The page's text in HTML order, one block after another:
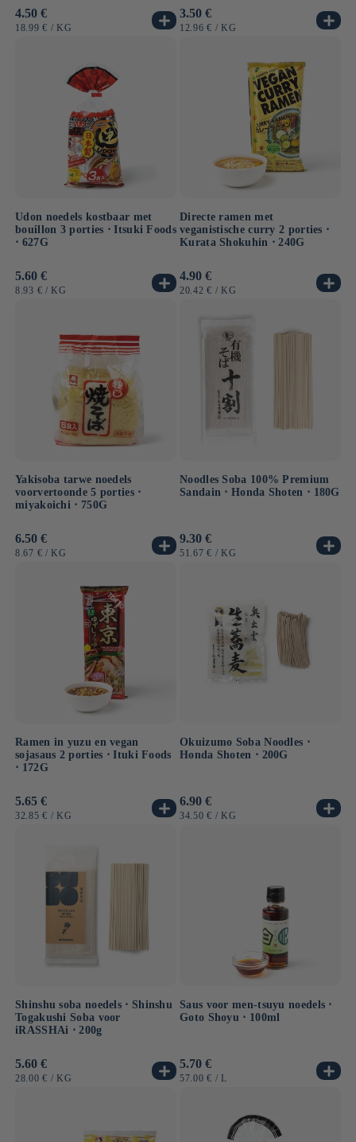
Normale
prijs
4.50 €
EENHEIDSPRIJS
18.99 € / PER
KG
Normale
prijs
3.50 €
EENHEIDSPRIJS
12.96 € / PER
KG
Udon noedels kostbaar met
bouillon 3 porties ⋅ Itsuki Foods
⋅ 627G
Normale
prijs
5.60 €
EENHEIDSPRIJS
8.93 € / PER
KG
Directe ramen met
veganistische curry 2 porties ⋅
Kurata Shokuhin ⋅ 240G
Normale
prijs
4.90 €
EENHEIDSPRIJS
20.42 € / PER
KG
Yakisoba tarwe noedels
voorvertoonde 5 porties ⋅
miyakoichi ⋅ 750G
Normale
prijs
6.50 €
EENHEIDSPRIJS
8.67 € / PER
KG
Noodles Soba 100% Premium
Sandain ⋅ Honda Shoten ⋅ 180G
Normale
prijs
9.30 €
EENHEIDSPRIJS
51.67 € / PER
KG
Ramen in yuzu en vegan
sojasaus 2 porties ⋅ Ituki Foods
⋅ 172G
Normale
prijs
5.65 €
EENHEIDSPRIJS
32.85 € / PER
KG
Okuizumo Soba Noodles ⋅
Honda Shoten ⋅ 200G
Normale
prijs
6.90 €
EENHEIDSPRIJS
34.50 € / PER
KG
Shinshu soba noedels ⋅ Shinshu
Togakushi Soba voor
iRASSHAi ⋅ 200g
Normale
prijs
5.60 €
EENHEIDSPRIJS
28.00 € / PER
KG
Saus voor men-tsuyu noedels ⋅
Goto Shoyu ⋅ 100ml
Normale
prijs
5.70 €
EENHEIDSPRIJS
57.00 € / PER
L